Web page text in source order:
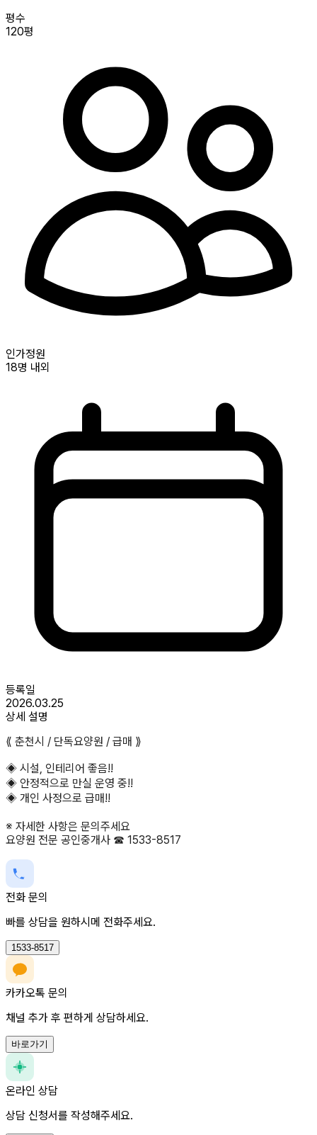
평수
120평
인가정원
18명 내외
등록일
2026.03.25
상세 설명
⟪ 춘천시 / 단독요양원 / 급매 ⟫
◈ 시설, 인테리어 좋음!!
◈ 안정적으로 만실 운영 중!!
◈ 개인 사정으로 급매!!
※ 자세한 사항은 문의주세요
요양원 전문 공인중개사 ☎ 1533-8517
전화 문의
빠를 상담을 원하시메 전화주세요.
1533-8517
카카오톡 문의
채널 추가 후 편하게 상담하세요.
바로가기
온라인 상담
상담 신청서를 작성해주세요.